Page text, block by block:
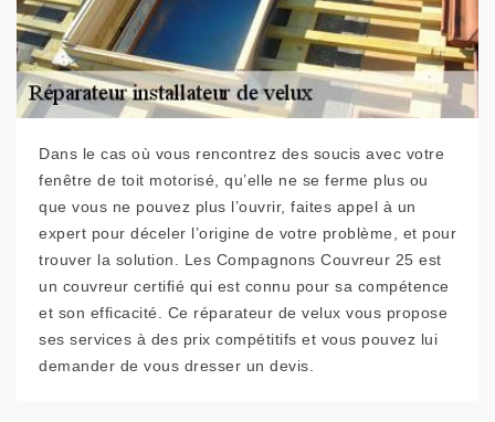
Dans le cas où vous rencontrez des soucis avec votre
fenêtre de toit motorisé, qu’elle ne se ferme plus ou
que vous ne pouvez plus l’ouvrir, faites appel à un
expert pour déceler l’origine de votre problème, et pour
trouver la solution. Les Compagnons Couvreur 25 est
un couvreur certifié qui est connu pour sa compétence
et son efficacité. Ce réparateur de velux vous propose
ses services à des prix compétitifs et vous pouvez lui
demander de vous dresser un devis.